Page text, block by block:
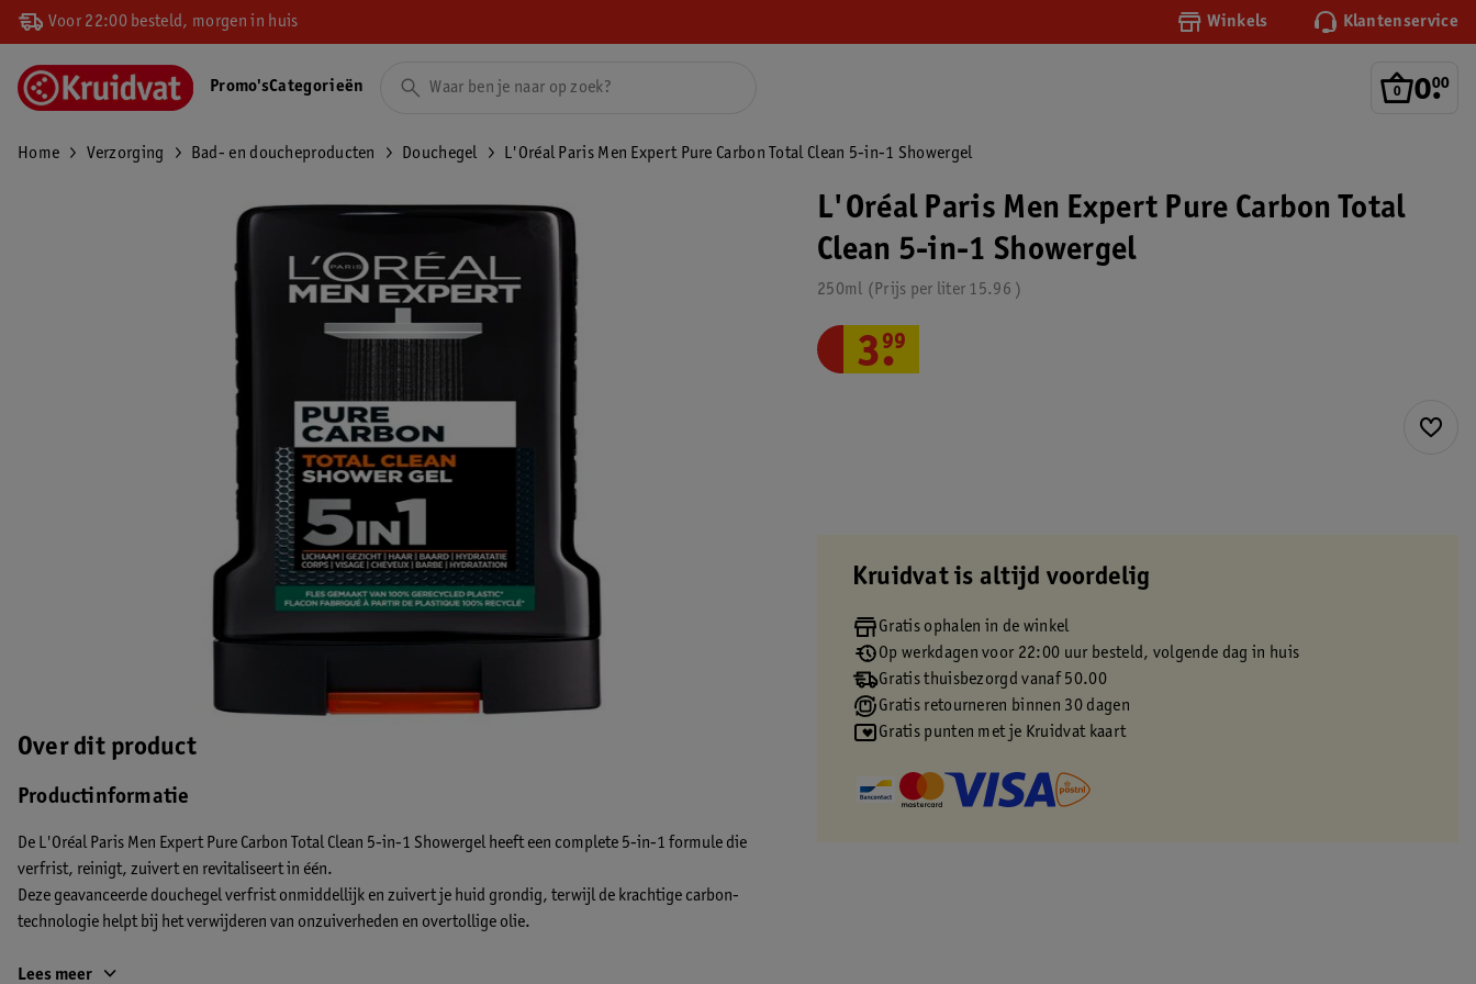
Voor 22:00 besteld, morgen in huis Winkels Klantenservice
0.
00
Promo'sCategorieën
Home Verzorging Bad- en doucheproducten Douchegel L'Oréal Paris Men Expert Pure Carbon Total Clean 5-in-1 Showergel
Over dit product
Productinformatie
De L'Oréal Paris Men Expert Pure Carbon Total Clean 5-in-1 Showergel heeft een complete 5-in-1 formule die
verfrist, reinigt, zuivert en revitaliseert in één.
Deze geavanceerde douchegel verfrist onmiddellijk en zuivert je huid grondig, terwijl de krachtige carbon-
technologie helpt bij het verwijderen van onzuiverheden en overtollige olie.
Verrijkt met een intense, verkwikkende geur zorgt deze formule voor een langdurig fris gevoel dat je energiek en
Lees meer
L'Oréal Paris Men Expert Pure Carbon Total
Clean 5-in-1 Showergel
250ml 15.96
Prijs per liter
3.
99
Kruidvat is altijd voordelig
Gratis ophalen in de winkel
Op werkdagen voor 22:00 uur besteld, volgende dag in huis
Gratis thuisbezorgd vanaf 50.00
Gratis retourneren binnen 30 dagen
Gratis punten met je Kruidvat kaart